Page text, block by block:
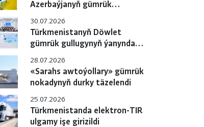
Azerbaýjanyň gümrük
hyzmatdaşlygyň meselelerini
ara alyp maslahatlaşdylar
30.07.2026
Türkmenistanyň Döwlet
gümrük gullugynyň ýanyndaky
okuw-maslahaty geçirildi
28.07.2026
«Sarahs awtoýollary» gümrük
nokadynyň durky täzelendi
25.07.2026
Türkmenistanda elektron-TIR
ulgamy işe girizildi